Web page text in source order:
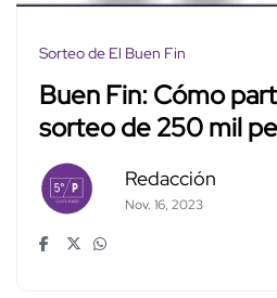
Sorteo de El Buen Fin
Buen Fin: Cómo
sorteo de 250 mil
Redacción
Nov. 16, 2023